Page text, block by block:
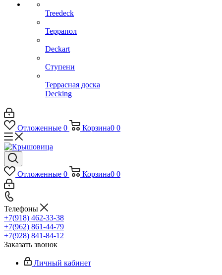
Treedeck
Террапол
Deckart
Ступени
Террасная доска
Decking
Отложенные 0 Корзина0 0
Отложенные 0 Корзина0 0
Телефоны
+7(918) 462-33-38
+7(962) 861-44-79
+7(928) 841-84-12
Заказать звонок
Личный кабинет